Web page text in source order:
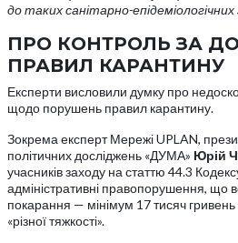
до таких санітарно-епідеміологічних
ПРО КОНТРОЛЬ ЗА
ПРАВИЛ КАРАНТИНУ
Експерти висловили думку про
щодо порушень правил карантину.
Зокрема експерт Мережі UPLAN,
політичних досліджень «ДУМА» Юрій
учасників заходу на статтю 44.3
адміністративні правопорушення, що
покарання — мінімум 17 тисяч
«різної тяжкості».